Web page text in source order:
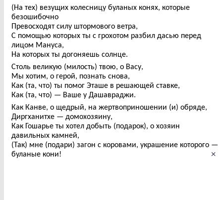
×
(На тех) везущих колесницу буланых конях, которые
безошибочно
Превосходят силу штормового ветра,
С помощью которых ты с грохотом разбил дасью перед
лицом Мануса,
На которых ты догоняешь солнце.
Столь великую (милость) твою, о Васу,
Мы хотим, о герой, познать снова,
Как (та, что) ты помог Эташе в решающей ставке,
Как (та, что) — Ваше у Дашавраджи.
Как Канве, о щедрый, на жертвоприношении (и) обряде,
Диргханитхе — домохозяину,
Как Гошарье ты хотел добыть (подарок), о хозяин
давильных камней,
(Так) мне (подари) загон с коровами, украшение которого —
буланые кони!